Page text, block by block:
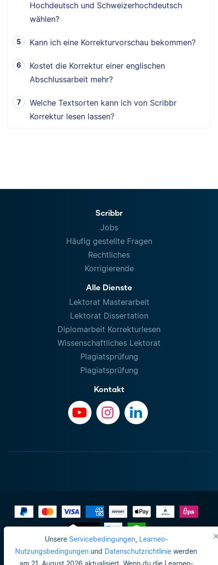
Unsere Servicebedingungen, Learneo-
Nutzungsbedingungen und Datenschutzrichtlinie werden
am 21. August 2026 aktualisiert. Wenn du die Learneo-
Hochdeutsch und Schweizerhochdeutsch
wählen?
Kann ich eine Korrekturvorschau bekommen?
Kostet die Korrektur einer englischen
Abschlussarbeit mehr?
Welche Textsorten kann ich von Scribbr
Korrektur lesen lassen?
Scribbr
Jobs
Häufig gestellte Fragen
Rechtliches
Korrigierende
Alle Dienste
Lektorat Masterarbeit
Lektorat Dissertation
Diplomarbeit Korrekturlesen
Wissenschaftliches Lektorat
Plagiatsprüfung
Plagiatsprüfung
Kontakt
Impressum